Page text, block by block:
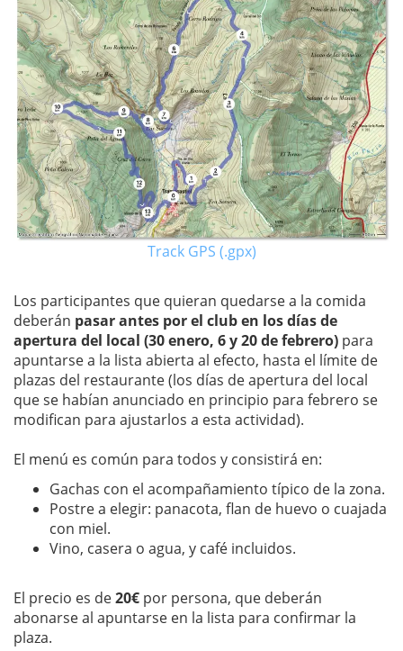
Track GPS (.gpx)
Los participantes que quieran quedarse a la comida
deberán pasar antes por el club en los días de
apertura del local (30 enero, 6 y 20 de febrero) para
apuntarse a la lista abierta al efecto, hasta el límite de
plazas del restaurante (los días de apertura del local
que se habían anunciado en principio para febrero se
modifican para ajustarlos a esta actividad).
El menú es común para todos y consistirá en:
Gachas con el acompañamiento típico de la zona.
Postre a elegir: panacota, flan de huevo o cuajada
con miel.
Vino, casera o agua, y café incluidos.
El precio es de20€ por persona, que deberán
abonarse al apuntarse en la lista para confirmar la
plaza.